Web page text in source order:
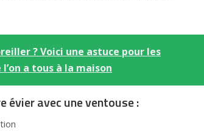
? Voici une astuce pour les
a tous à la maison
évier avec une ventouse :